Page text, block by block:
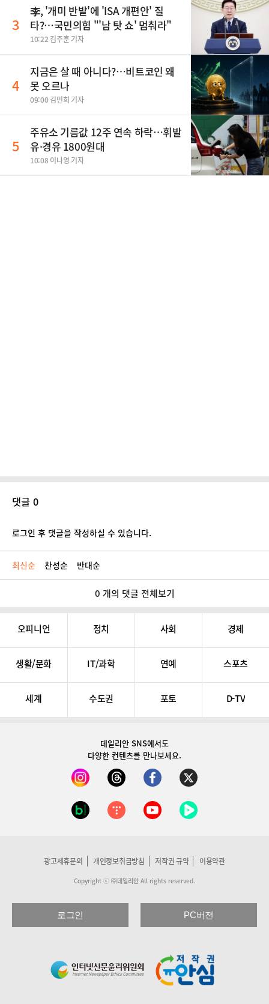
3
李, '개미 반발'에 'ISA 개편안' 질
타?…국민의힘 "'남 탓 쇼' 멈춰라"
10:22 김주훈 기자
4
지금은 살 때 아니다?…비트코인 왜
못 오르나
09:00 김민희 기자
5
주유소 기름값 12주 연속 하락…휘발
유·경유 1800원대
10:08 이나영 기자
댓글 0
로그인 후 댓글을 작성하실 수 있습니다.
최신순 찬성순 반대순
0 개의 댓글 전체보기
오피니언 정치 사회 경제
생활/문화 IT/과학 연예 스포츠
세계 수도권 포토 D-TV
데일리안 SNS에서도
다양한 컨텐츠를 만나보세요.
광고제휴문의 개인정보취급방침 저작권 규약 이용약관
Copyright ⓒ ㈜데일리안 All rights reserved.
로그인 PC버전